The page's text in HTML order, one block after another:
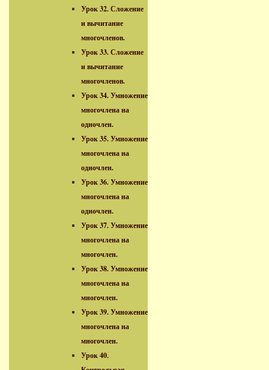
Урок 32. Сложение
и вычитание
многочленов.
Урок 33. Сложение
и вычитание
многочленов.
Урок 34. Умножение
многочлена на
одночлен.
Урок 35. Умножение
многочлена на
одночлен.
Урок 36. Умножение
многочлена на
одночлен.
Урок 37. Умножение
многочлена на
многочлен.
Урок 38. Умножение
многочлена на
многочлен.
Урок 39. Умножение
многочлена на
многочлен.
Урок 40.